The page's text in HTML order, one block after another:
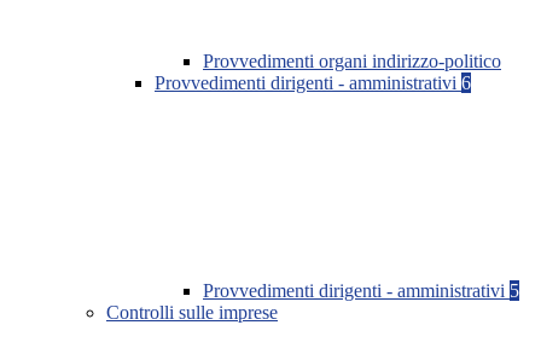
Provvedimenti organi indirizzo-politico
Provvedimenti dirigenti - amministrativi 6
Provvedimenti dirigenti - amministrativi 5
Controlli sulle imprese